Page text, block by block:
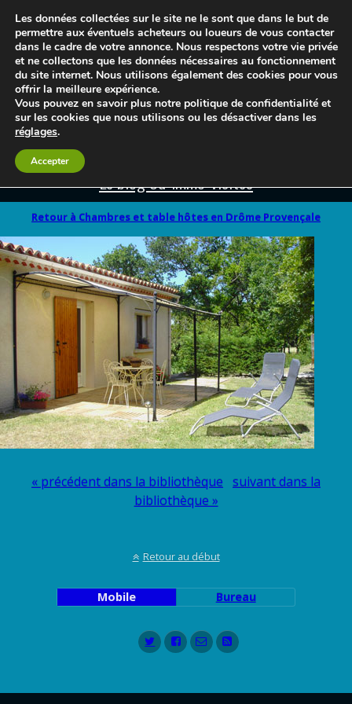
Le blog 3d-immo-visites
Retour à Chambres et table hôtes en Drôme Provençale
« précédent dans la bibliothèque suivant dans la
bibliothèque »
Retour au début
Mobile Bureau
Les données collectées sur le site ne le sont que dans le but de
permettre aux éventuels acheteurs ou loueurs de vous contacter
dans le cadre de votre annonce. Nous respectons votre vie privée
et ne collectons que les données nécessaires au fonctionnement
du site internet. Nous utilisons également des cookies pour vous
offrir la meilleure expérience.
Vous pouvez en savoir plus notre politique de confidentialité et
sur les cookies que nous utilisons ou les désactiver dans les
réglages.
Accepter